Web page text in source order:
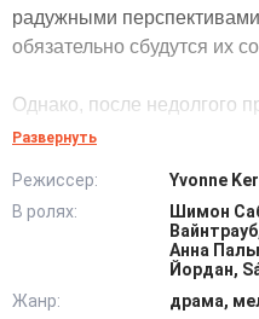
радужными
обязательно сбудутся их
Однако, после недолгого
нового окружающего мира
очередного неудачного
встречается на пути
Роковая встреча меняет
Далее действие
Развернуть
Режиссер:
Yvonne
В ролях:
Шимон
Анна
Йордан,
Жанр:
драма,